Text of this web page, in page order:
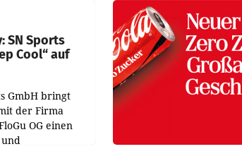
versorgt das
Kinder sowie
SN Sports
Cool“ auf
GmbH bringt
der Firma
OG einen